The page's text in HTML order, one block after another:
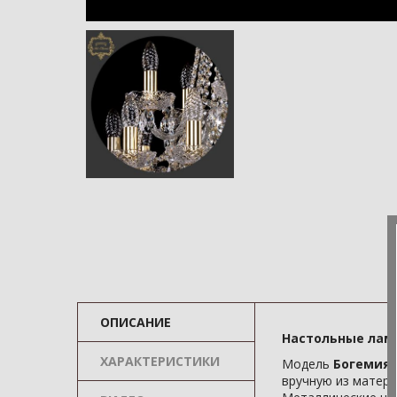
ОПИСАНИЕ
ХАРАКТЕРИСТИКИ
Настольные
Модель Богемия
вручную из